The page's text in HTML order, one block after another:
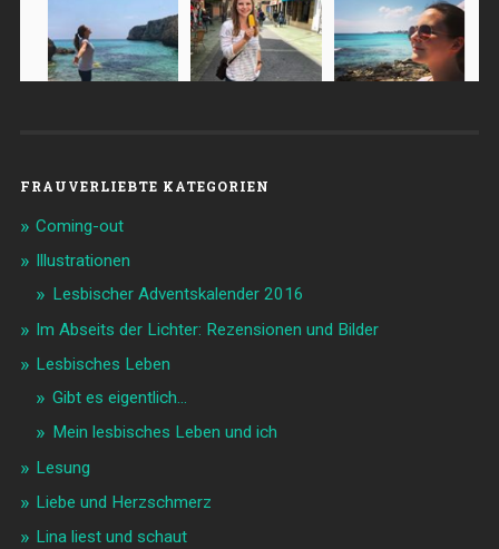
FRAUVERLIEBTE KATEGORIEN
Coming-out
Illustrationen
Lesbischer Adventskalender 2016
Im Abseits der Lichter: Rezensionen und Bilder
Lesbisches Leben
Gibt es eigentlich…
Mein lesbisches Leben und ich
Lesung
Liebe und Herzschmerz
Lina liest und schaut